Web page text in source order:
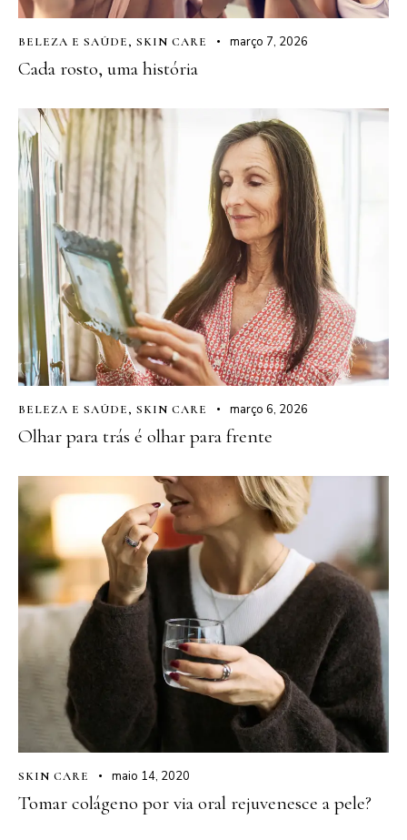
BELEZA E SAÚDE, SKIN CARE março 7, 2026
Cada rosto, uma história
BELEZA E SAÚDE, SKIN CARE março 6, 2026
Olhar para trás é olhar para frente
SKIN CARE maio 14, 2020
Tomar colágeno por via oral rejuvenesce a pele?